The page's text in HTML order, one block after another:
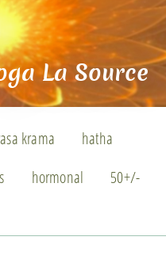
La Source
krama
hatha
hormonal
50+/-